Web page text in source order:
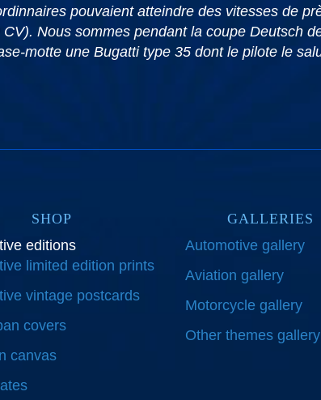
pouvaient atteindre des vitesses de
Nous sommes pendant la coupe Deutsch
motte une Bugatti type 35 dont le pilote le
SHOP
editions
limited edition prints
vintage postcards
covers
canvas
GALLERIES
Automotive gallery
Aviation gallery
Motorcycle gallery
Other themes gallery